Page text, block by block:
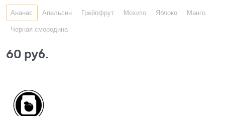
Ананас Апельсин Грейпфрут Мохито Яблоко Манго
Черная смородина
60 руб.